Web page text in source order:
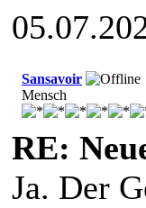
Sansavoir
Mensch
RE:
Ja. Der